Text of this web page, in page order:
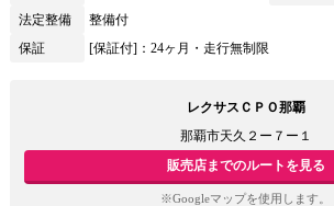
法定整備
整備付
保証
[保証付]：24ヶ月・走行無制限
レクサスＣＰＯ那覇
那覇市天久２ー７ー１
販売店までのルートを見る
※Googleマップを使用します。